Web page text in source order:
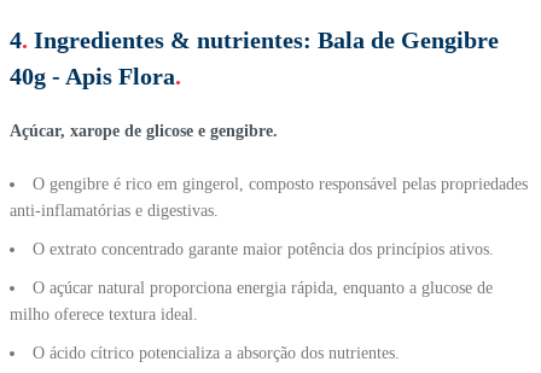
4. Ingredientes & nutrientes: Bala de Gengibre
40g - Apis Flora.
Açúcar, xarope de glicose e gengibre.
O gengibre é rico em gingerol, composto responsável pelas propriedades
anti-inflamatórias e digestivas.
O extrato concentrado garante maior potência dos princípios ativos.
O açúcar natural proporciona energia rápida, enquanto a glucose de
milho oferece textura ideal.
O ácido cítrico potencializa a absorção dos nutrientes.